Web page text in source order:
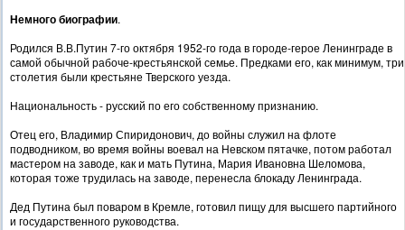
Немного биографии.
Родился В.В.Путин 7-го октября 1952-го года в городе-герое Ленинграде в
самой обычной рабоче-крестьянской семье. Предками его, как минимум, три
столетия были крестьяне Тверского уезда.
Национальность - русский по его собственному признанию.
Отец его, Владимир Спиридонович, до войны служил на флоте
подводником, во время войны воевал на Невском пятачке, потом работал
мастером на заводе, как и мать Путина, Мария Ивановна Шеломова,
которая тоже трудилась на заводе, перенесла блокаду Ленинграда.
Дед Путина был поваром в Кремле, готовил пищу для высшего партийного
и государственного руководства.